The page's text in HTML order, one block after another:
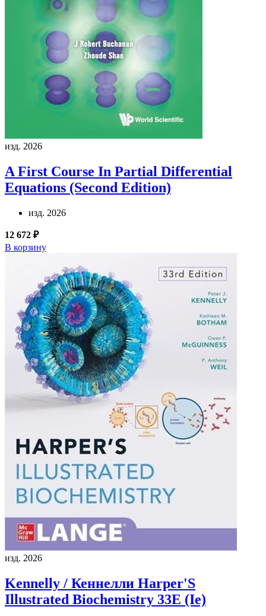
изд. 2026
A First Course In Partial Differential
Equations (Second Edition)
изд. 2026
12 672 ₽
В корзину
изд. 2026
Kennelly / Кеннелли Harper'S
Illustrated Biochemistry 33E (Ie)